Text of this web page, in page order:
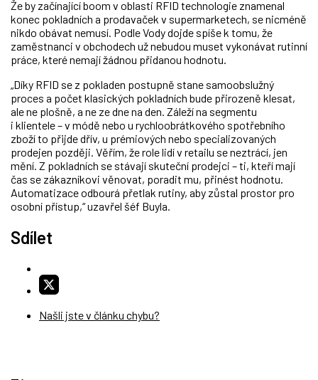
Že by začínající boom v oblasti RFID technologie znamenal
konec pokladních a prodavaček v supermarketech, se nicméně
nikdo obávat nemusí. Podle Vody dojde spíše k tomu, že
zaměstnanci v obchodech už nebudou muset vykonávat rutinní
práce, které nemají žádnou přidanou hodnotu.
„Díky RFID se z pokladen postupně stane samoobslužný
proces a počet klasických pokladních bude přirozeně klesat,
ale ne plošně, a ne ze dne na den. Záleží na segmentu
i klientele – v módě nebo u rychloobrátkového spotřebního
zboží to přijde dřív, u prémiových nebo specializovaných
prodejen později. Věřím, že role lidí v retailu se neztrácí, jen
mění. Z pokladních se stávají skuteční prodejci – ti, kteří mají
čas se zákazníkovi věnovat, poradit mu, přinést hodnotu.
Automatizace odbourá přetlak rutiny, aby zůstal prostor pro
osobní přístup,“ uzavřel šéf Buyla.
Sdílet
Našli jste v článku chybu?